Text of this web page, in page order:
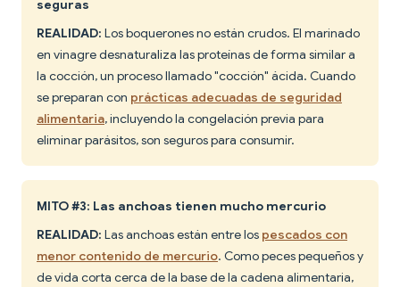
seguras
REALIDAD: Los boquerones no están crudos. El marinado
en vinagre desnaturaliza las proteínas de forma similar a
la cocción, un proceso llamado "cocción" ácida. Cuando
se preparan con prácticas adecuadas de seguridad
alimentaria, incluyendo la congelación previa para
eliminar parásitos, son seguros para consumir.
MITO #3: Las anchoas tienen mucho mercurio
REALIDAD: Las anchoas están entre los pescados con
menor contenido de mercurio. Como peces pequeños y
de vida corta cerca de la base de la cadena alimentaria,